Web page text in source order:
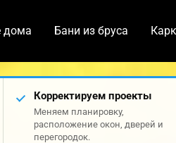
дома Бани из бруса
Корректируем проекты
Меняем планировку,
расположение окон, дверей и
перегородок.